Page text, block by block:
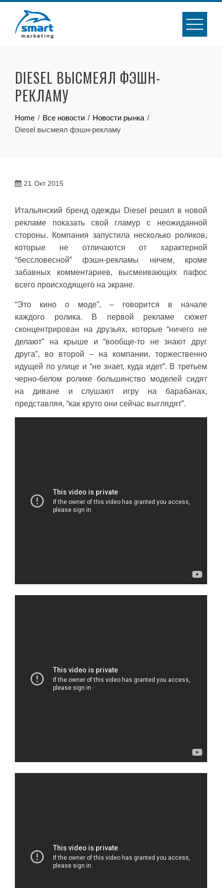
content
DIESEL ВЫСМЕЯЛ ФЭШН-
РЕКЛАМУ
Home Все новости
Новости рынка
Diesel высмеял фэшн-рекламу
21 Окт 2015
Итальянский бренд одежды Diesel решил в новой
рекламе показать свой гламур с неожиданной
стороны. Компания запустила несколько роликов,
которые не отличаются от характерной
“бессловесной” фэшн-рекламы ничем, кроме
забавных комментариев, высмеивающих пафос
всего происходящего на экране.
“Это кино о моде”, – говорится в начале
каждого ролика. В первой рекламе сюжет
сконцентрирован на друзьях, которые “ничего не
делают” на крыше и “вообще-то не знают друг
друга”, во второй – на компании, торжественно
идущей по улице и “не знает, куда идет”. В третьем
черно-белом ролике большинство моделей сидят
на диване и слушают игру на барабанах,
представляя, “как круто они сейчас выглядят”.